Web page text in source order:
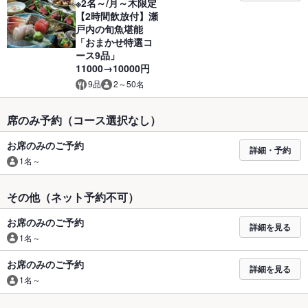
【2時間飲放付】瀬
戸内の旬魚堪能
「おまかせ特選コ
ース9品」
11000→10000円
9品 2～50名
席のみ予約（コース選択なし）
お席のみのご予約
1名～
詳細・予約
その他（ネット予約不可）
お席のみのご予約
1名～
詳細を見る
お席のみのご予約
1名～
詳細を見る